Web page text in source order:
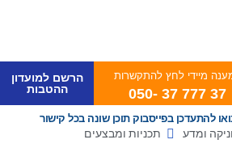
מיידי לחץ להתקשרות
37 777 37 -050
הרשם למועדון
ההטבות
להתעדכן בפייסבוק תוכן שונה בכל קישור
ומדע תכניות ומבצעים